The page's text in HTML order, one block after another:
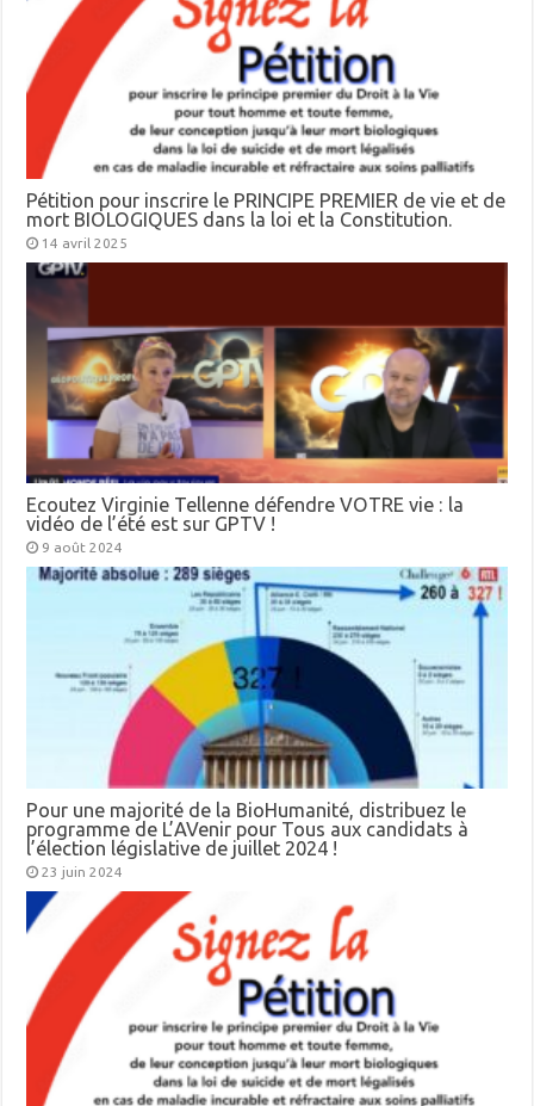
Pétition pour inscrire le PRINCIPE PREMIER de vie et de
mort BIOLOGIQUES dans la loi et la Constitution.
14 avril 2025
Ecoutez Virginie Tellenne défendre VOTRE vie : la
vidéo de l’été est sur GPTV !
9 août 2024
Pour une majorité de la BioHumanité, distribuez le
programme de L’AVenir pour Tous aux candidats à
l’élection législative de juillet 2024 !
23 juin 2024